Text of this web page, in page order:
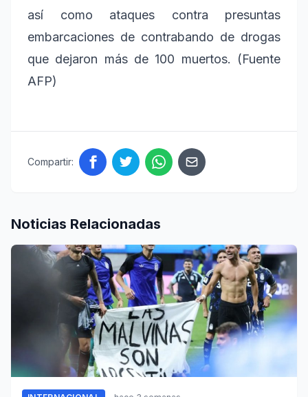
así como ataques contra presuntas
embarcaciones de contrabando de drogas
que dejaron más de 100 muertos. (Fuente
AFP)
Compartir:
Noticias Relacionadas